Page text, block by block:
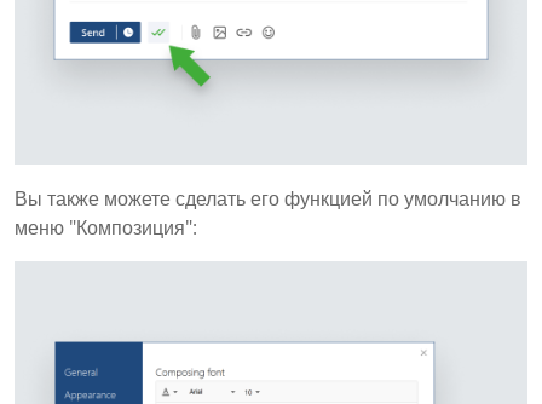
Вы также можете сделать его функцией по умолчанию в
меню "Композиция":